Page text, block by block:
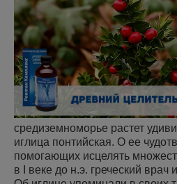
средиземноморье растет
иглица понтийская. О ее
помогающих исцелять
в I веке до н.э. греческий врач